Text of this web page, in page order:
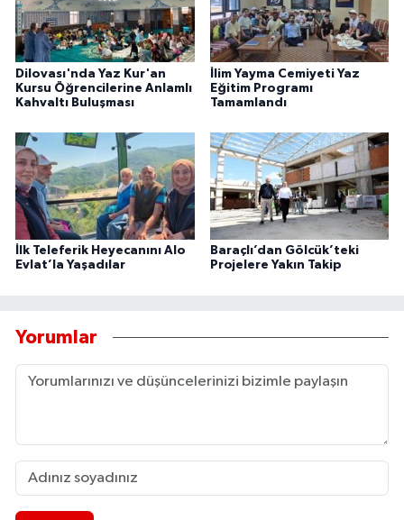
Dilovası'nda Yaz Kur'an
Kursu Öğrencilerine Anlamlı
Kahvaltı Buluşması
İlim Yayma Cemiyeti Yaz
Eğitim Programı
Tamamlandı
İlk Teleferik Heyecanını Alo
Evlat’la Yaşadılar
Baraçlı’dan Gölcük’teki
Projelere Yakın Takip
Yorumlar